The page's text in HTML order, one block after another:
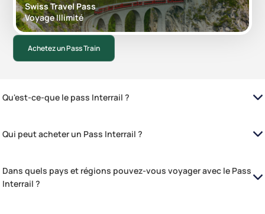
Swiss Travel Pass
Voyage Illimité
Achetez un Pass Train
Qu'est-ce-que le pass Interrail ?
Qui peut acheter un Pass Interrail ?
Dans quels pays et régions pouvez-vous voyager avec le Pass
Interrail ?